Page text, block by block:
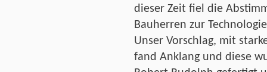
dieser Zeit fiel die
Bauherren zur
Unser Vorschlag, mit
fand Anklang und diese